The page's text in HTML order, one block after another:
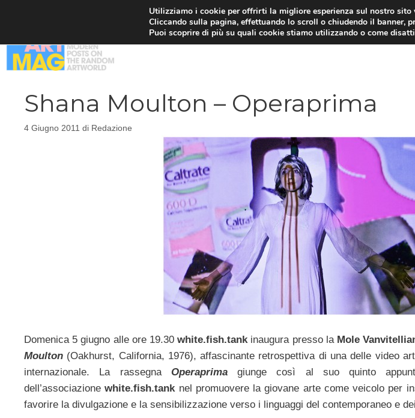
Shana Moulton – Operaprima
4 Giugno 2011 di Redazione
Domenica 5 giugno alle ore 19.30white.fish.tankinaugura presso la Mole
Moulton (Oakhurst, California, 1976), affascinante retrospettiva di una delle video
internazionale. La rassegna Operaprimagiunge così al suo quinto
dell’associazionewhite.fish.tanknel promuovere la giovane arte come veicolo per
favorire la divulgazione e la sensibilizzazione verso i linguaggi del contemporaneo e
Utilizziamo i cookie per offrirti la migliore esperienza sul nostro sito
Cliccando sulla pagina, effettuando lo scroll o chiudendo il banner,
Puoi scoprire di più su quali cookie stiamo utilizzando o come